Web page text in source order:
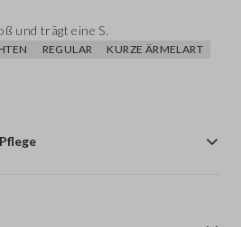
und trägt eine S.
REGULAR KURZE ÄRMELART